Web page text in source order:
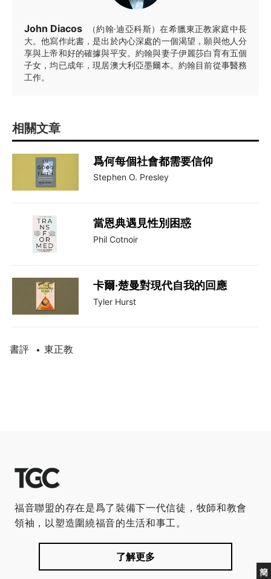
John Diacos
（約翰·迪亞科斯）在希臘東正教家庭中長
大。他寫作此書，是出於內心深處的一個渴望，願與他人分
享與上帝和好的確據與平安。約翰與妻子伊麗莎白育有五個
子女，均已成年，現居澳大利亞墨爾本。約翰目前從事醫務
工作。
相關文章
爲何每個社會都需要信仰
Stephen O. Presley
當恩典遇見性別困惑
Phil Cotnoir
卡爾·楚曼對現代自我的回應
Tyler Hurst
書評 • 東正教
簡
福音聯盟的存在是爲了裝備下一代信徒，牧師和教會
領袖，以塑造圍繞福音的生活和事工。
了解更多